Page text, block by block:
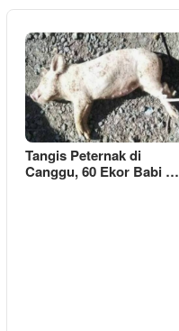
Tangis Peternak di
Canggu, 60 Ekor Babi …